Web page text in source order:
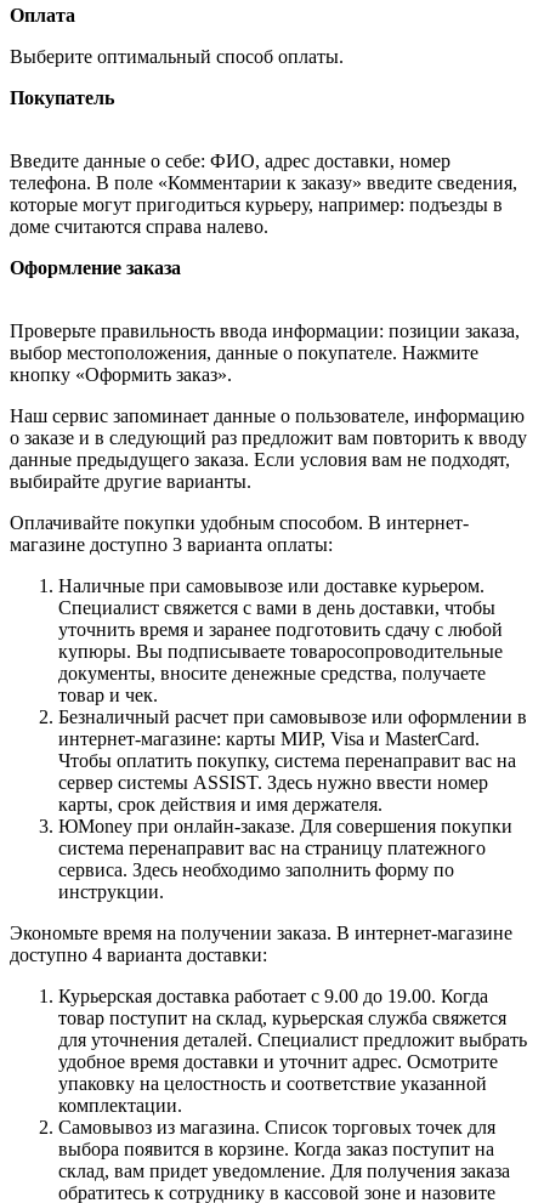
Оплата
Выберите оптимальный способ оплаты.
Покупатель
Введите данные о себе: ФИО, адрес доставки, номер
телефона. В поле «Комментарии к заказу» введите сведения,
которые могут пригодиться курьеру, например: подъезды в
доме считаются справа налево.
Оформление заказа
Проверьте правильность ввода информации: позиции заказа,
выбор местоположения, данные о покупателе. Нажмите
кнопку «Оформить заказ».
Наш сервис запоминает данные о пользователе, информацию
о заказе и в следующий раз предложит вам повторить к вводу
данные предыдущего заказа. Если условия вам не подходят,
выбирайте другие варианты.
Оплачивайте покупки удобным способом. В интернет-
магазине доступно 3 варианта оплаты:
Наличные при самовывозе или доставке курьером.
Специалист свяжется с вами в день доставки, чтобы
уточнить время и заранее подготовить сдачу с любой
купюры. Вы подписываете товаросопроводительные
документы, вносите денежные средства, получаете
товар и чек.
Безналичный расчет при самовывозе или оформлении в
интернет-магазине: карты МИР, Visa и MasterCard.
Чтобы оплатить покупку, система перенаправит вас на
сервер системы ASSIST. Здесь нужно ввести номер
карты, срок действия и имя держателя.
ЮMoney при онлайн-заказе. Для совершения покупки
система перенаправит вас на страницу платежного
сервиса. Здесь необходимо заполнить форму по
инструкции.
Экономьте время на получении заказа. В интернет-магазине
доступно 4 варианта доставки:
Курьерская доставка работает с 9.00 до 19.00. Когда
товар поступит на склад, курьерская служба свяжется
для уточнения деталей. Специалист предложит выбрать
удобное время доставки и уточнит адрес. Осмотрите
упаковку на целостность и соответствие указанной
комплектации.
Самовывоз из магазина. Список торговых точек для
выбора появится в корзине. Когда заказ поступит на
склад, вам придет уведомление. Для получения заказа
обратитесь к сотруднику в кассовой зоне и назовите